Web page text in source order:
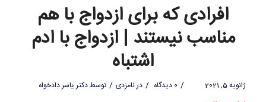
افرادی که برای ازدواج با هم
مناسب نیستند | ازدواج با ادم
اشتباه
ژانویه 5, 2021 / 0 دیدگاه / درنامزدی / توسطدکتر یاسر دادخواه